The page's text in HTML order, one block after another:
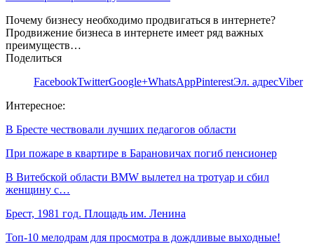
Почему бизнесу необходимо продвигаться в интернете?
Продвижение бизнеса в интернете имеет ряд важных
преимуществ…
Поделиться
FacebookTwitterGoogle+WhatsAppPinterestЭл. адресViber
Интересное:
В Бресте чествовали лучших педагогов области
При пожаре в квартире в Барановичах погиб пенсионер
В Витебской области BMW вылетел на тротуар и сбил
женщину с…
Брест, 1981 год. Площадь им. Ленина
Топ-10 мелодрам для просмотра в дождливые выходные!